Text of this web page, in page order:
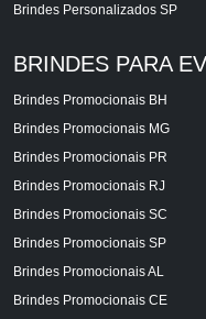
Brindes Personalizados SP
BRINDES PARA
Brindes Promocionais BH
Brindes Promocionais MG
Brindes Promocionais PR
Brindes Promocionais RJ
Brindes Promocionais SC
Brindes Promocionais SP
Brindes Promocionais AL
Brindes Promocionais CE